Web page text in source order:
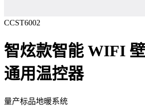
CCST6002
智炫款智能 WIFI
通用温控器
量产标品地暖系统